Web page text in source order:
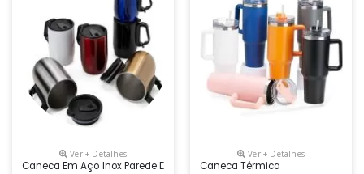
Ver + Detalhes
Caneca Em Aço Inox Parede Dupla, Conserva Temperatura, Alça De
Ver + Detalhes
Caneca Térmica